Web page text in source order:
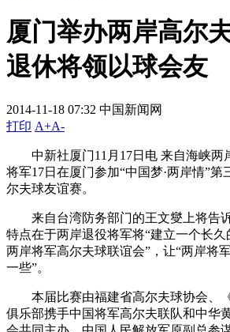
厦门举办两岸高尔
退休将领以球会友
2014-11-18 07:32 中国新闻网
打印 A+A-
中新社厦门11月17日电 来自海峡两
将军17日在厦门参加“中国梦·两岸情”第
尔夫球友谊赛。
来自台湾防务部门的王文燮上将告
特点在于两岸退役将军将“建立一个长久
两岸将军高尔夫球联谊会”，让“两岸将
一些”。
本届比赛由福建省高尔夫球协会、
俱乐部携手中国将军高尔夫联队和中华